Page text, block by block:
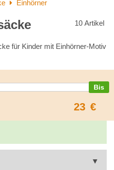
Einhörner
10 Artikel
für Kinder mit Einhörner-Motiv
23 €